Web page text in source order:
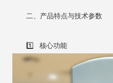
二、产品特点与技术参数
1️⃣ 核心功能